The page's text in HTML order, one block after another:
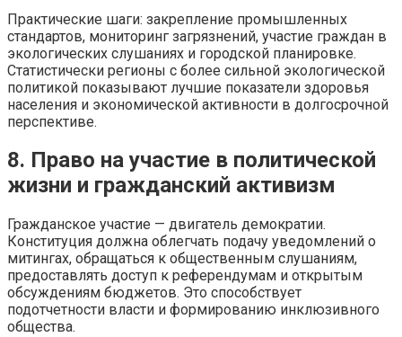
Практические шаги: закрепление промышленных
стандартов, мониторинг загрязнений, участие граждан в
экологических слушаниях и городской планировке.
Статистически регионы с более сильной экологической
политикой показывают лучшие показатели здоровья
населения и экономической активности в долгосрочной
перспективе.
8. Право на участие в политической
жизни и гражданский активизм
Гражданское участие — двигатель демократии.
Конституция должна облегчать подачу уведомлений о
митингах, обращаться к общественным слушаниям,
предоставлять доступ к референдумам и открытым
обсуждениям бюджетов. Это способствует
подотчетности власти и формированию инклюзивного
общества.